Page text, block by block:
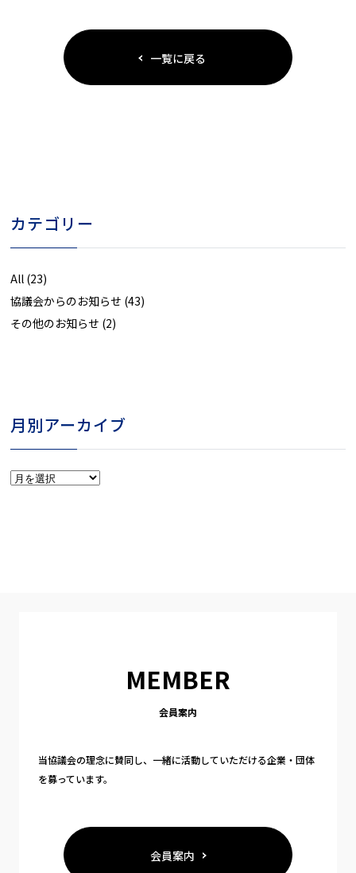
一覧に戻る
カテゴリー
All (23)
協議会からのお知らせ (43)
その他のお知らせ (2)
月別アーカイブ
月
MEMBER
会員案内
当協議会の理念に賛同し、一緒に活動していただける企業・団体
を募っています。
会員案内